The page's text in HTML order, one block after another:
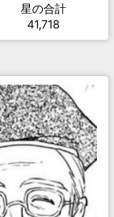
星の合計
41,718